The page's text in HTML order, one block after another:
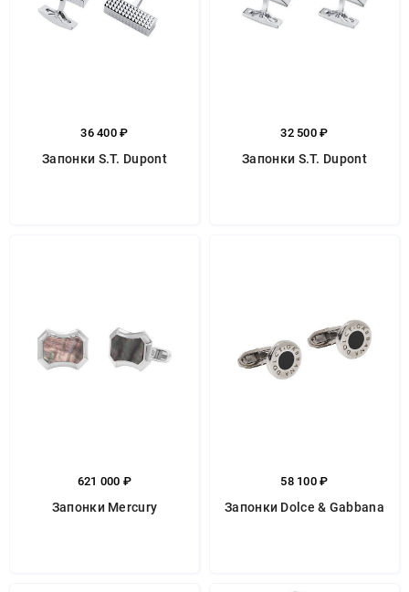
36 400 ₽
Запонки S.T. Dupont
32 500 ₽
Запонки S.T. Dupont
621 000 ₽
Запонки Mercury
58 100 ₽
Запонки Dolce & Gabbana